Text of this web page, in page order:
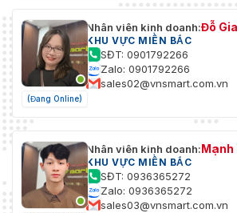
(Đang Online)
Nhân viên kinh doanh:Đỗ
KHU VỰC MIỀN BẮC
SĐT: 0901792266
Zalo: 0901792266
sales02@vnsmart.com.vn
Nhân viên kinh doanh:Mạnh
KHU VỰC MIỀN BẮC
SĐT: 0936365272
Zalo: 0936365272
sales03@vnsmart.com.vn